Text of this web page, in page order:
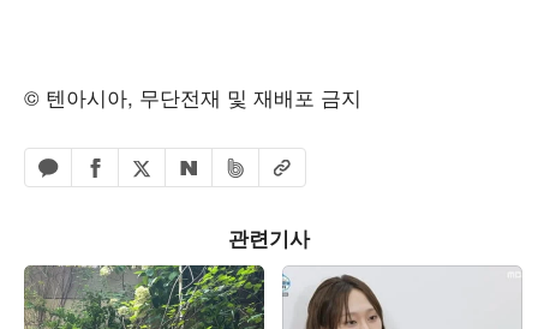
© 텐아시아, 무단전재 및 재배포 금지
카카오톡 공유하기
페이스북 공유하기
엑스 공유하기
네이버 공유하기
밴드 공유하기
URL복사
관련기사